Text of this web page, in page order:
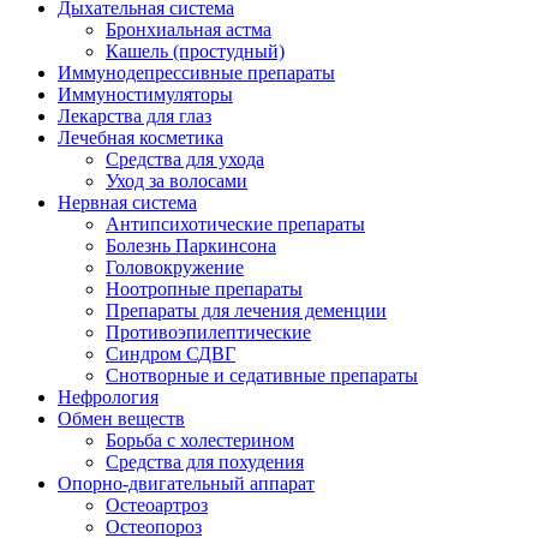
Дыхательная система
Бронхиальная астма
Кашель (простудный)
Иммунодепрессивные препараты
Иммуностимуляторы
Лекарства для глаз
Лечебная косметика
Средства для ухода
Уход за волосами
Нервная система
Антипсихотические препараты
Болезнь Паркинсона
Головокружение
Ноотропные препараты
Препараты для лечения деменции
Противоэпилептические
Синдром СДВГ
Снотворные и седативные препараты
Нефрология
Обмен веществ
Борьба с холестерином
Средства для похудения
Опорно-двигательный аппарат
Остеоартроз
Остеопороз